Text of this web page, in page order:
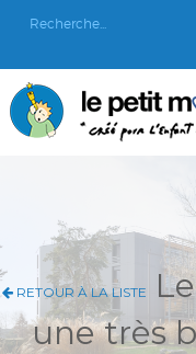
RETOUR À LA LISTE
une très